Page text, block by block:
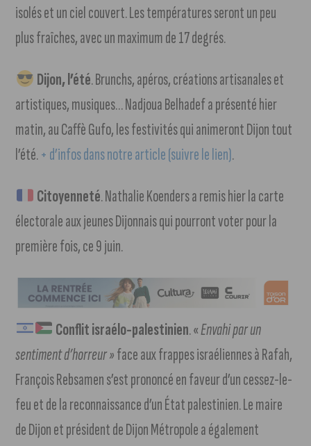
isolés et un ciel couvert. Les températures seront un peu
plus fraîches, avec un maximum de 17 degrés.
Dijon, l’été. Brunchs, apéros, créations artisanales et
artistiques, musiques… Nadjoua Belhadef a présenté hier
matin, au Caffè Gufo, les festivités qui animeront Dijon tout
l’été.+ d’infos dans notre article (suivre le lien).
Citoyenneté. Nathalie Koenders a remis hier la carte
électorale aux jeunes Dijonnais qui pourront voter pour la
première fois, ce 9 juin.
Conflit israélo-palestinien. «Envahi par un
sentiment d’horreur »face aux frappes israéliennes à Rafah,
François Rebsamen s’est prononcé en faveur d’un cessez-le-
feu et de la reconnaissance d’un État palestinien. Le maire
de Dijon et président de Dijon Métropole a également